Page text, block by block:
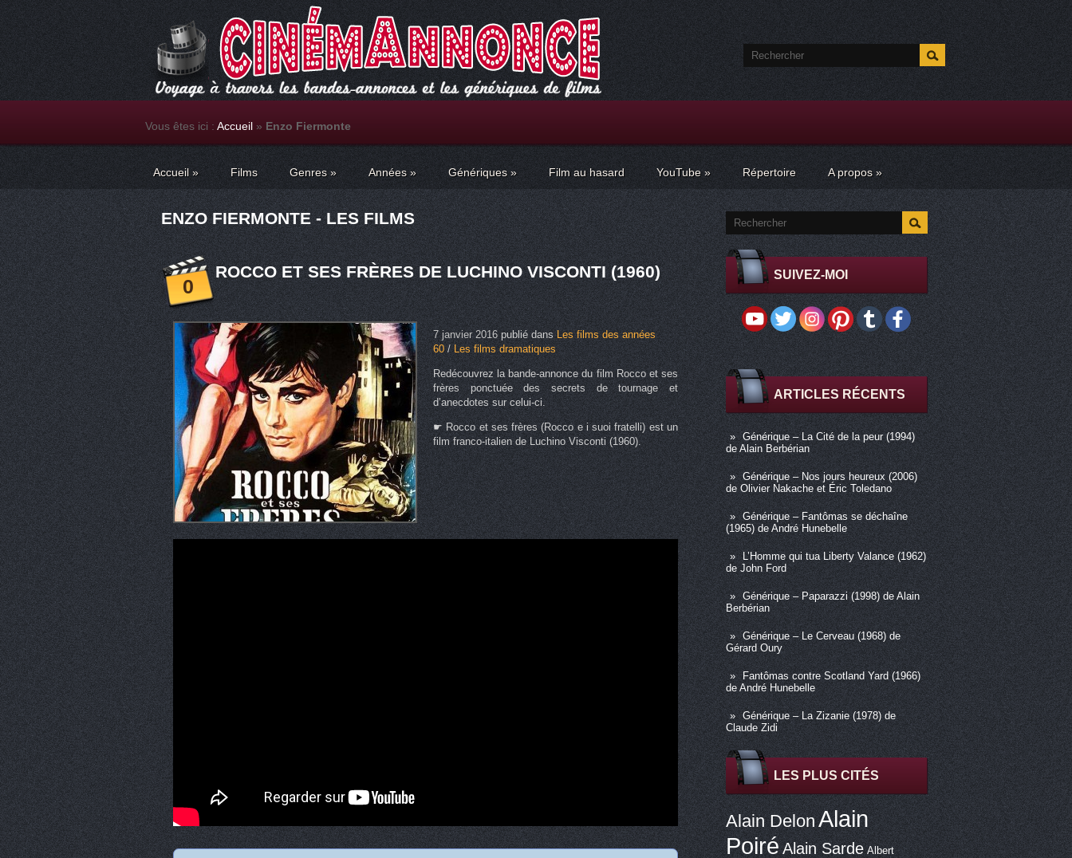
Vous êtes ici : Accueil » Enzo Fiermonte
Accueil » Films Genres» Années » Génériques » Film au hasard YouTube » Répertoire A propos »
SUIVEZ-MOI
ARTICLES RÉCENTS
Générique – La Cité de la peur (1994)
de Alain Berbérian
Générique – Nos jours heureux (2006)
de Olivier Nakache et Éric Toledano
Générique – Fantômas se déchaîne
(1965) de André Hunebelle
L’Homme qui tua Liberty Valance (1962)
de John Ford
Générique – Paparazzi (1998) de Alain
Berbérian
Générique – Le Cerveau (1968) de
Gérard Oury
Fantômas contre Scotland Yard (1966)
de André Hunebelle
Générique – La Zizanie (1978) de
Claude Zidi
LES PLUS CITÉS
Alain DelonAlain
Poiré Alain Sarde Albert
ENZO FIERMONTE - LES FILMS
0
ROCCO ET SES FRÈRES DE LUCHINO VISCONTI (1960)
7 janvier 2016 publié dansLes films des années
60/ Les films dramatiques
Redécouvrez la bande-annonce du film Rocco et ses
frères ponctuée des secrets de tournage et
d’anecdotes sur celui-ci.
☛ Rocco et ses frères (Rocco e i suoi fratelli) est un
film franco-italien de Luchino Visconti (1960).